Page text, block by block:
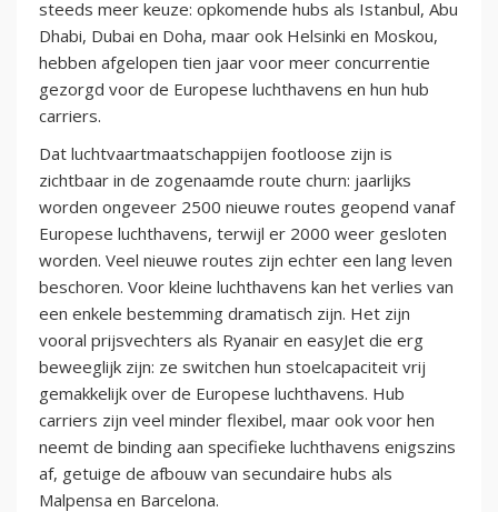
steeds meer keuze: opkomende hubs als Istanbul, Abu
Dhabi, Dubai en Doha, maar ook Helsinki en Moskou,
hebben afgelopen tien jaar voor meer concurrentie
gezorgd voor de Europese luchthavens en hun hub
carriers.
Dat luchtvaartmaatschappijen footloose zijn is
zichtbaar in de zogenaamde route churn: jaarlijks
worden ongeveer 2500 nieuwe routes geopend vanaf
Europese luchthavens, terwijl er 2000 weer gesloten
worden. Veel nieuwe routes zijn echter een lang leven
beschoren. Voor kleine luchthavens kan het verlies van
een enkele bestemming dramatisch zijn. Het zijn
vooral prijsvechters als Ryanair en easyJet die erg
beweeglijk zijn: ze switchen hun stoelcapaciteit vrij
gemakkelijk over de Europese luchthavens. Hub
carriers zijn veel minder flexibel, maar ook voor hen
neemt de binding aan specifieke luchthavens enigszins
af, getuige de afbouw van secundaire hubs als
Malpensa en Barcelona.